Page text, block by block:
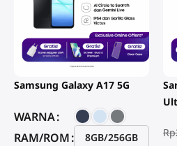
Samsung Galaxy A17 5G
WARNA
RAM/ROM
8GB/256GB Rp